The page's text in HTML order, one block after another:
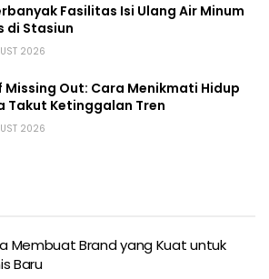
Fasilitas Isi Ulang Air Minum
di Stasiun
2026
Missing Out: Cara Menikmati Hidup
Takut Ketinggalan Tren
2026
Membuat Brand yang Kuat untuk
Baru